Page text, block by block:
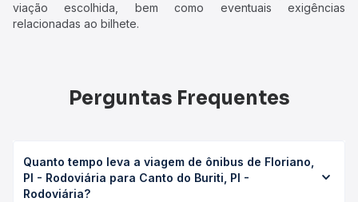
viação escolhida, bem como eventuais exigências
relacionadas ao bilhete.
Perguntas Frequentes
Quanto tempo leva a viagem de ônibus de Floriano,
PI - Rodoviária para Canto do Buriti, PI -
Rodoviária?